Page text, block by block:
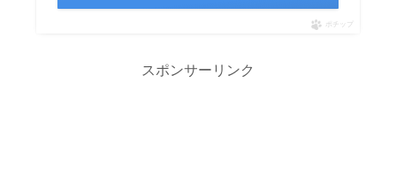
ポチップ
スポンサーリンク